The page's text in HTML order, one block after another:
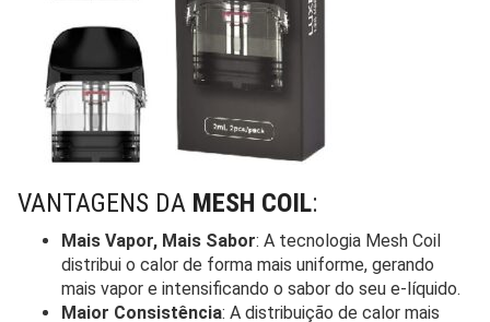
VANTAGENS DA MESH COIL:
Mais Vapor, Mais Sabor: A tecnologia Mesh Coil
distribui o calor de forma mais uniforme, gerando
mais vapor e intensificando o sabor do seu e-líquido.
Maior Consistência: A distribuição de calor mais